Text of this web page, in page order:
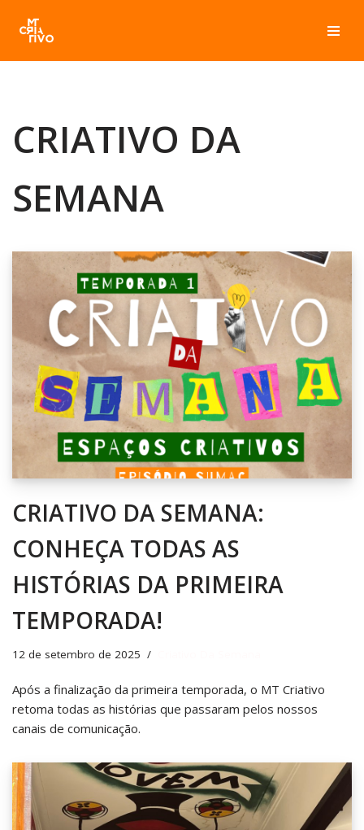
Pular
para
CRIATIVO DA
SEMANA
CRIATIVO DA SEMANA:
CONHEÇA TODAS AS
HISTÓRIAS DA PRIMEIRA
TEMPORADA!
12 de setembro de 2025
Após a finalização da primeira temporada, o MT Criativo
retoma todas as histórias que passaram pelos nossos
canais de comunicação.